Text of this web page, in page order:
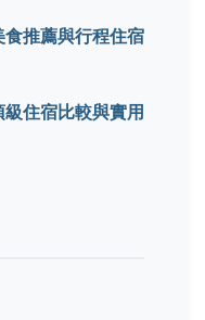
推薦與行程住宿
住宿比較與實用